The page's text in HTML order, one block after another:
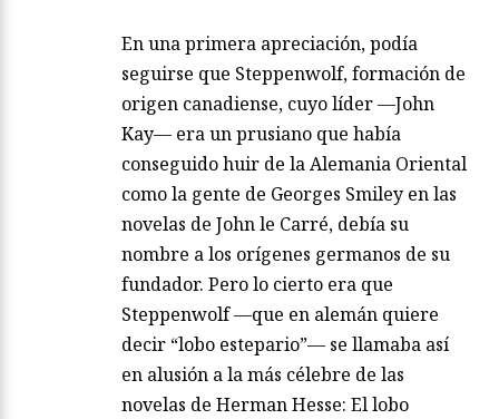
En una primera apreciación, podía
seguirse que Steppenwolf, formación de
origen canadiense, cuyo líder —John
Kay— era un prusiano que había
conseguido huir de la Alemania Oriental
como la gente de Georges Smiley en las
novelas de John le Carré, debía su
nombre a los orígenes germanos de su
fundador. Pero lo cierto era que
Steppenwolf —que en alemán quiere
decir “lobo estepario”— se llamaba así
en alusión a la más célebre de las
novelas de Herman Hesse: El lobo